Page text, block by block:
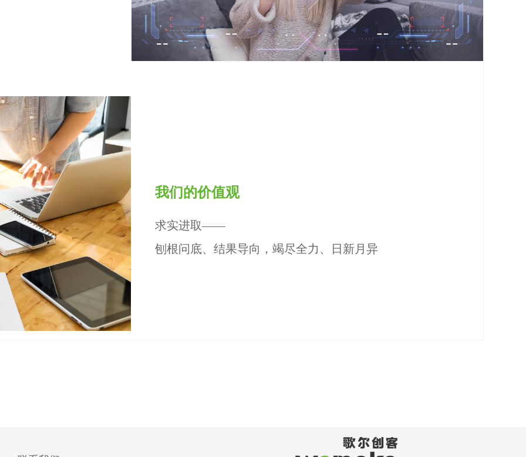
我们的价值观
求实进取——
刨根问底、结果导向，竭尽全力、日新月异